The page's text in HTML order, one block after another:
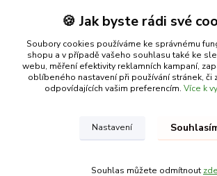
+420 605 983 110
obchod@rybachov.cz
Upravit sběr cookies.
🍪 Jak byste rádi své
Soubory cookies používáme ke správnému
shopu a v případě vašeho souhlasu také ke
webu, měření efektivity reklamních kampaní,
oblíbeného nastavení při používání stránek, či
odpovídajících vašim preferencím. Více k
Nastavení
Souhlas můžete odmítnout zde